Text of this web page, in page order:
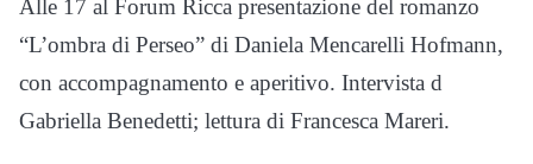
Alle 17 al Forum Ricca presentazione del romanzo
“L’ombra di Perseo” di Daniela Mencarelli Hofmann,
con accompagnamento e aperitivo. Intervista d
Gabriella Benedetti; lettura di Francesca Mareri.